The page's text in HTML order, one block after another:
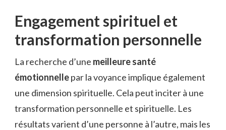
Engagement spirituel et
transformation personnelle
La recherche d’une meilleure santé
émotionnellepar la voyance implique également
une dimension spirituelle. Cela peut inciter à une
transformation personnelle et spirituelle. Les
résultats varient d’une personne à l’autre, mais les